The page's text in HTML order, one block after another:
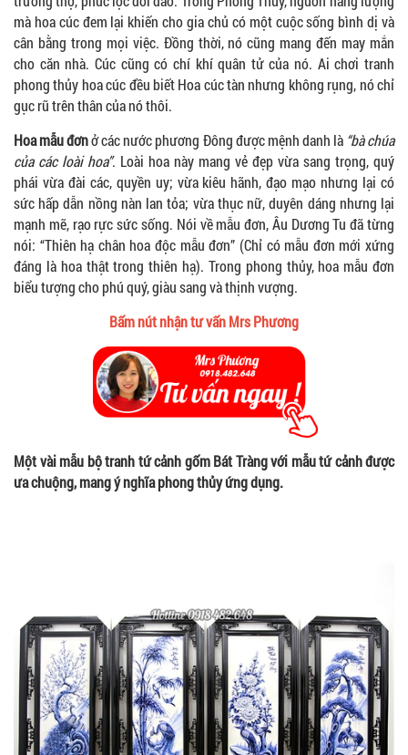
mà hoa cúc đem lại khiến cho gia chủ có một cuộc sống bình dị và
cân bằng trong mọi việc. Đồng thời, nó cũng mang đến may mắn
cho căn nhà. Cúc cũng có chí khí quân tử của nó. Ai chơi tranh
phong thủy hoa cúc đều biết Hoa cúc tàn nhưng không rụng, nó chỉ
gục rũ trên thân của nó thôi.
Hoa mẫu đơnở các nước phương Đông được mệnh danh là “bà chúa
của các loài hoa”. Loài hoa này mang vẻ đẹp vừa sang trọng, quý
phái vừa đài các, quyền uy; vừa kiêu hãnh, đạo mạo nhưng lại có
sức hấp dẫn nồng nàn lan tỏa; vừa thục nữ, duyên dáng nhưng lại
mạnh mẽ, rạo rực sức sống. Nói về mẫu đơn, Âu Dương Tu đã từng
nói: “Thiên hạ chân hoa độc mẫu đơn” (Chỉ có mẫu đơn mới xứng
đáng là hoa thật trong thiên hạ). Trong phong thủy, hoa mẫu đơn
biểu tượng cho phú quý, giàu sang và thịnh vượng.
Bấm nút nhận tư vấn Mrs Phương
Một vài mẫu bộ tranh tứ cảnh gốm Bát Tràng với mẫu tứ cảnh được
ưa chuộng, mang ý nghĩa phong thủy ứng dụng.